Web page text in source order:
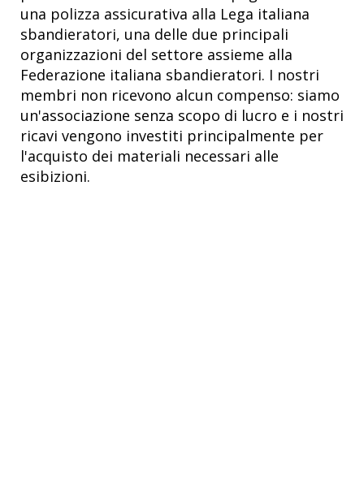
una polizza assicurativa alla Lega italiana
sbandieratori, una delle due principali
organizzazioni del settore assieme alla
Federazione italiana sbandieratori. I nostri
membri non ricevono alcun compenso: siamo
un'associazione senza scopo di lucro e i nostri
ricavi vengono investiti principalmente per
l'acquisto dei materiali necessari alle
esibizioni.